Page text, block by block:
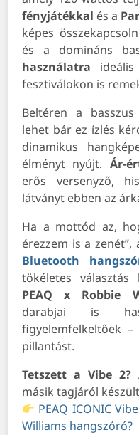
fényjátékkal és a
képes
és a domináns
használatra
fesztiválokon is
Beltéren a
lehet bár ez ízlés
dinamikus
élményt nyújt. Ár-
erős versenyző,
látványt ebben az
Ha a mottód az,
érezzem is a zenét”,
Bluetooth
tökéletes választás
PEAQ x Robbie
darabjai is
figyelemfelkeltőek
pillantást.
Tetszett a Vibe 2?
másik tagjáról
PEAQ ICONIC
Williams hangszóró?